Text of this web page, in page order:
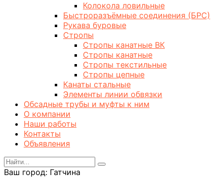
Колокола ловильные
Быстроразъёмные соединения (БРС)
Рукава буровые
Стропы
Стропы канатные ВК
Стропы канатные
Стропы текстильные
Стропы цепные
Канаты стальные
Элементы линии обвязки
Обсадные трубы и муфты к ним
О компании
Наши работы
Контакты
Объявления
Ваш город: Гатчина